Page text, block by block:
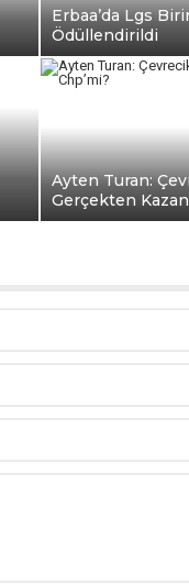
Erbaa’da Lgs
Ödüllendirildi
Ayten Turan:
Gerçekten